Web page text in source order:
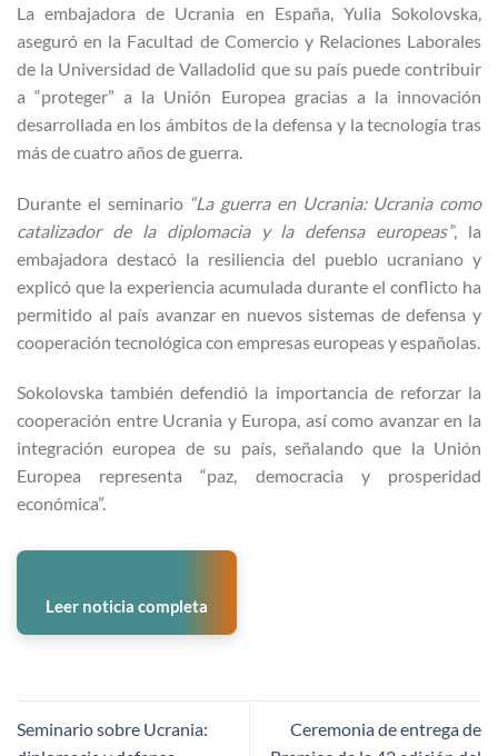
La embajadora de Ucrania en España, Yulia Sokolovska,
aseguró en la Facultad de Comercio y Relaciones Laborales
de la Universidad de Valladolid que su país puede contribuir
a “proteger” a la Unión Europea gracias a la innovación
desarrollada en los ámbitos de la defensa y la tecnología tras
más de cuatro años de guerra.
Durante el seminario “La guerra en Ucrania: Ucrania como
catalizador de la diplomacia y la defensa europeas”, la
embajadora destacó la resiliencia del pueblo ucraniano y
explicó que la experiencia acumulada durante el conflicto ha
permitido al país avanzar en nuevos sistemas de defensa y
cooperación tecnológica con empresas europeas y españolas.
Sokolovska también defendió la importancia de reforzar la
cooperación entre Ucrania y Europa, así como avanzar en la
integración europea de su país, señalando que la Unión
Europea representa “paz, democracia y prosperidad
económica”.
Leer noticia completa
Seminario sobre Ucrania:
Ceremonia de entrega de